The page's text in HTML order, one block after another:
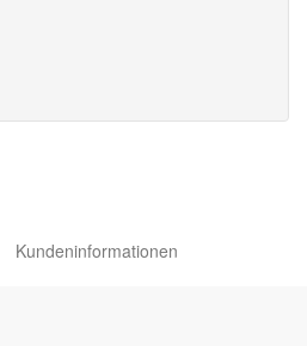
Kundeninformationen